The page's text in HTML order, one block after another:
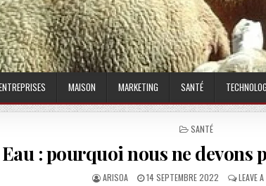
MAISON MARKETING SANTÉ
POSTED IN
SANTÉ
Eau : pourquoi nous ne devons
AUTHOR:
ARISOA PUBLISHED DATE:
14 SEPTEMBRE 2022 LEAVE